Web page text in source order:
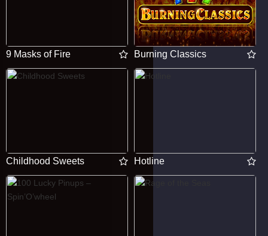
9 Masks of Fire Burning Classics
Childhood Sweets Hotline